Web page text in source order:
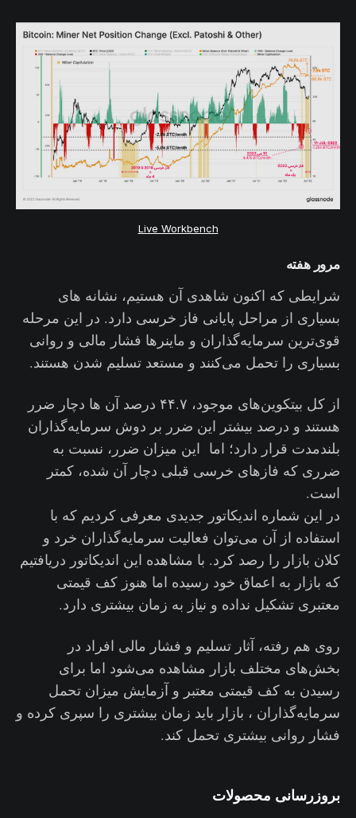
Live Workbench
مرور هفته
شرایطی که اکنون شاهدی آن هستیم، نشانه های
بسیاری از مراحل پایانی فاز خرسی دارد. در این مرحله
قوی‌ترین سرمایه‌گذاران و ماینرها فشار مالی و روانی
بسیاری را تحمل می‌کنند و مستعد تسلیم شدن هستند.
از کل بیتکوین‌های موجود، ۴۴.۷ درصد آن ها دچار ضرر
هستند و درصد بیشتر این ضرر بر دوش سرمایه‌گذاران
بلندمدت قرار دارد؛ اما این میزان ضرر، نسبت به
ضرری که فازهای خرسی قبلی دچار آن شده، کمتر
است.
در این شماره اندیکاتور جدیدی معرفی کردیم که با
استفاده از آن می‌توان فعالیت سرمایه‌گذاران خرد و
کلان بازار را رصد کرد. با مشاهده این اندیکاتور دریافتیم
که بازار به اعماق خود رسیده اما هنوز کف قیمتی
معتبری تشکیل نداده و نیاز به زمان بیشتری دارد.
روی هم رفته، آثار تسلیم و فشار مالی افراد در
بخش‌های مختلف بازار مشاهده می‌شود اما برای
رسیدن به کف قیمتی معتبر و آزمایش میزان تحمل
سرمایه‌گذاران ، بازار باید زمان بیشتری را سپری کرده و
فشار روانی بیشتری تحمل کند.
بروزرسانی محصولات